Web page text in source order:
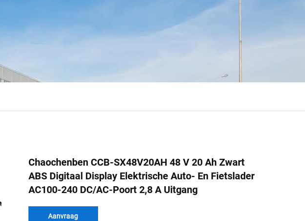
Chaochenben CCB-SX48V20AH 48 V 20 Ah Zwart
ABS Digitaal Display Elektrische Auto- En Fietslader
AC100-240 DC/AC-Poort 2,8 A Uitgang
Aanvraag